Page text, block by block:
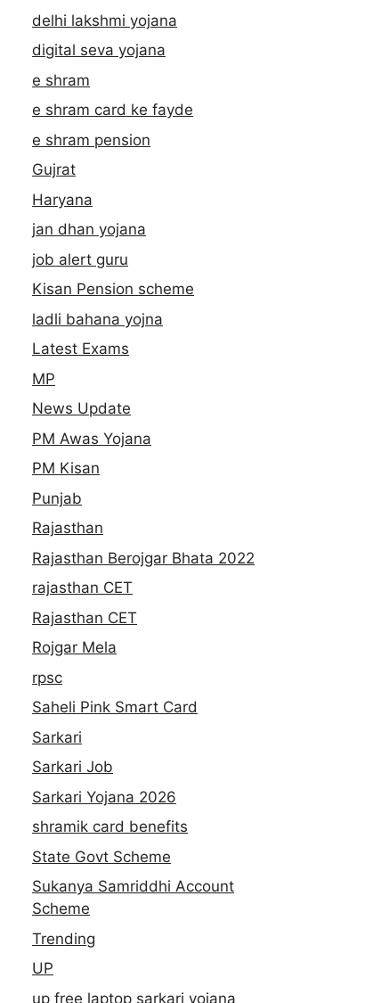
delhi lakshmi yojana
digital seva yojana
e shram
e shram card ke fayde
e shram pension
Gujrat
Haryana
jan dhan yojana
job alert guru
Kisan Pension scheme
ladli bahana yojna
Latest Exams
MP
News Update
PM Awas Yojana
PM Kisan
Punjab
Rajasthan
Rajasthan Berojgar Bhata 2022
rajasthan CET
Rajasthan CET
Rojgar Mela
rpsc
Saheli Pink Smart Card
Sarkari
Sarkari Job
Sarkari Yojana 2026
shramik card benefits
State Govt Scheme
Sukanya Samriddhi Account
Scheme
Trending
UP
up free laptop sarkari yojana